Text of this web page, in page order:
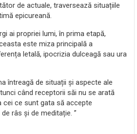
de actuale, traversează situațiile
epicureană.
ai propriei lumi, în prima etapă,
este miza principală a
letală, ipocrizia dulceagă sau ura
întreagă de situații și aspecte ale
când receptorii săi nu se arată
cei ce sunt gata să accepte
râs și de meditație. ”